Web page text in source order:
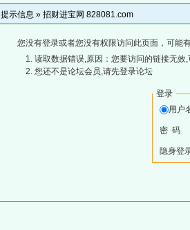
提示信息 » 招财进宝网 828081.com
您没有登录或者您没有权限访问此页面，可能
读取数据错误,原因：您要访问的链接无效
您还不是论坛会员,请先登录论坛
登录
用户
密 码
隐身登